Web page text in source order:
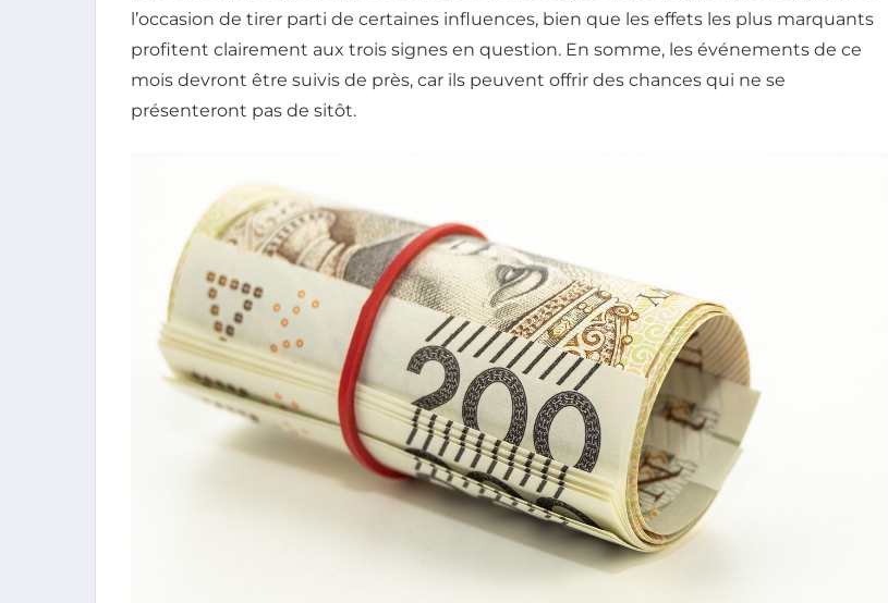
l’occasion de tirer parti de certaines influences, bien que les effets les plus marquants
profitent clairement aux trois signes en question. En somme, les événements de ce
mois devront être suivis de près, car ils peuvent offrir des chances qui ne se
présenteront pas de sitôt.